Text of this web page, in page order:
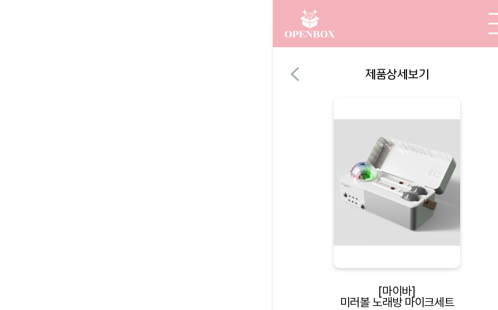
제품상세보기
[마이바]
미러볼 노래방 마이크세트